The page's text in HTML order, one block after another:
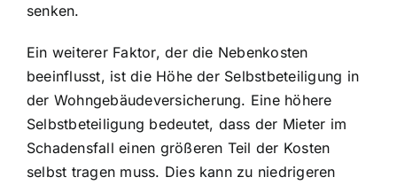
senken.
Ein weiterer Faktor, der die Nebenkosten
beeinflusst, ist die Höhe der Selbstbeteiligung in
der Wohngebäudeversicherung. Eine höhere
Selbstbeteiligung bedeutet, dass der Mieter im
Schadensfall einen größeren Teil der Kosten
selbst tragen muss. Dies kann zu niedrigeren